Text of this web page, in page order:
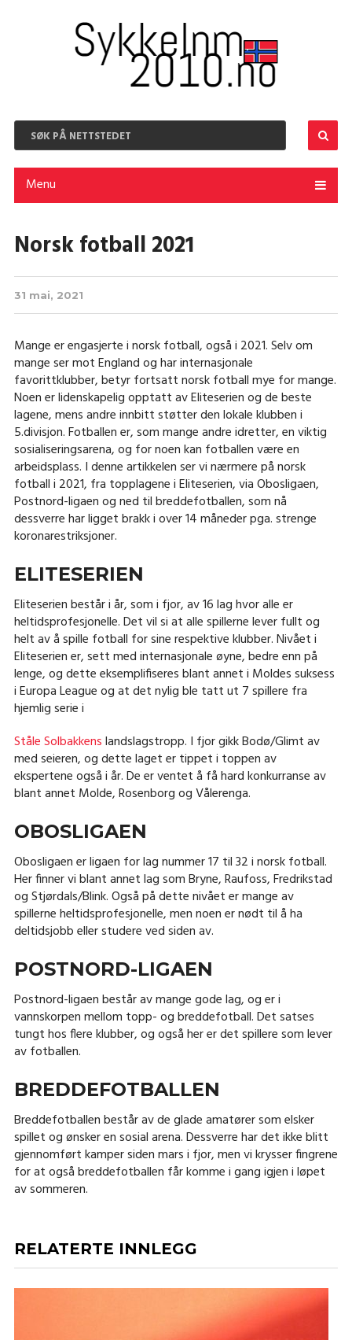
Menu
Norsk fotball 2021
31 mai, 2021
Mange er engasjerte i norsk fotball, også i 2021. Selv om
mange ser mot England og har internasjonale
favorittklubber, betyr fortsatt norsk fotball mye for mange.
Noen er lidenskapelig opptatt av Eliteserien og de beste
lagene, mens andre innbitt støtter den lokale klubben i
5.divisjon. Fotballen er, som mange andre idretter, en viktig
sosialiseringsarena, og for noen kan fotballen være en
arbeidsplass. I denne artikkelen ser vi nærmere på norsk
fotball i 2021, fra topplagene i Eliteserien, via Obosligaen,
Postnord-ligaen og ned til breddefotballen, som nå
dessverre har ligget brakk i over 14 måneder pga. strenge
koronarestriksjoner.
ELITESERIEN
Eliteserien består i år, som i fjor, av 16 lag hvor alle er
heltidsprofesjonelle. Det vil si at alle spillerne lever fullt og
helt av å spille fotball for sine respektive klubber. Nivået i
Eliteserien er, sett med internasjonale øyne, bedre enn på
lenge, og dette eksemplifiseres blant annet i Moldes suksess
i Europa League og at det nylig ble tatt ut 7 spillere fra
hjemlig serie i
Ståle Solbakkenslandslagstropp. I fjor gikk Bodø/Glimt av
med seieren, og dette laget er tippet i toppen av
ekspertene også i år. De er ventet å få hard konkurranse av
blant annet Molde, Rosenborg og Vålerenga.
OBOSLIGAEN
Obosligaen er ligaen for lag nummer 17 til 32 i norsk fotball.
Her finner vi blant annet lag som Bryne, Raufoss, Fredrikstad
og Stjørdals/Blink. Også på dette nivået er mange av
spillerne heltidsprofesjonelle, men noen er nødt til å ha
deltidsjobb eller studere ved siden av.
POSTNORD-LIGAEN
Postnord-ligaen består av mange gode lag, og er i
vannskorpen mellom topp- og breddefotball. Det satses
tungt hos flere klubber, og også her er det spillere som lever
av fotballen.
BREDDEFOTBALLEN
Breddefotballen består av de glade amatører som elsker
spillet og ønsker en sosial arena. Dessverre har det ikke blitt
gjennomført kamper siden mars i fjor, men vi krysser fingrene
for at også breddefotballen får komme i gang igjen i løpet
av sommeren.
RELATERTE INNLEGG